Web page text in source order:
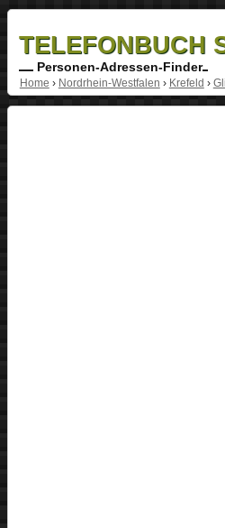
TELEFONBUCH
Personen-Adressen-Finder
Home › Nordrhein-Westfalen › Krefeld ›